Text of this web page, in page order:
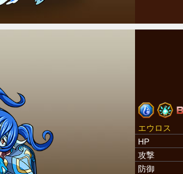
エウロス
HP
攻撃
防御